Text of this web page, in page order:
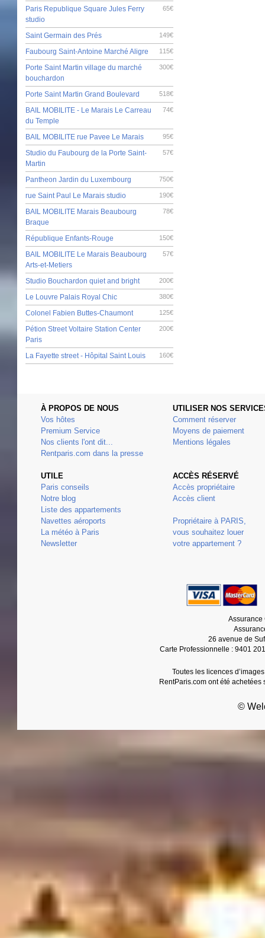
65€
Paris Republique Square Jules Ferry
studio
149€
Saint Germain des Prés
115€
Faubourg Saint-Antoine Marché Aligre
300€
Porte Saint Martin village du marché
bouchardon
518€
Porte Saint Martin Grand Boulevard
74€
BAIL MOBILITE - Le Marais Le Carreau
du Temple
95€
BAIL MOBILITE rue Pavee Le Marais
57€
Studio du Faubourg de la Porte Saint-
Martin
750€
Pantheon Jardin du Luxembourg
190€
rue Saint Paul Le Marais studio
78€
BAIL MOBILITE Marais Beaubourg
Braque
150€
République Enfants-Rouge
57€
BAIL MOBILITE Le Marais Beaubourg
Arts-et-Metiers
200€
Studio Bouchardon quiet and bright
380€
Le Louvre Palais Royal Chic
125€
Colonel Fabien Buttes-Chaumont
200€
Pétion Street Voltaire Station Center
Paris
160€
La Fayette street - Hôpital Saint Louis
À PROPOS DE NOUS
Vos hôtes
Premium Service
Nos clients l'ont dit...
Rentparis.com dans la presse
UTILE
Paris conseils
Notre blog
Liste des appartements
Navettes aéroports
La météo à Paris
Newsletter
UTILISER NOS
Comment réserver
Moyens de paiement
Mentions légales
ACCÈS RÉSERVÉ
Accès propriétaire
Accès client
Propriétaire à PARIS,
vous souhaitez louer
votre appartement ?
Assurance
26 avenue de
Carte Professionnelle : 9401
Toutes les licences
RentParis.com ont été achetées
©